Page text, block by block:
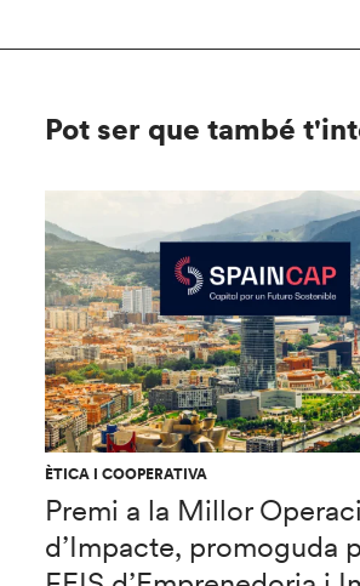
Pot ser que també
ÈTICA I COOPERATIVA
Premi a la Millor
d’Impacte, promoguda